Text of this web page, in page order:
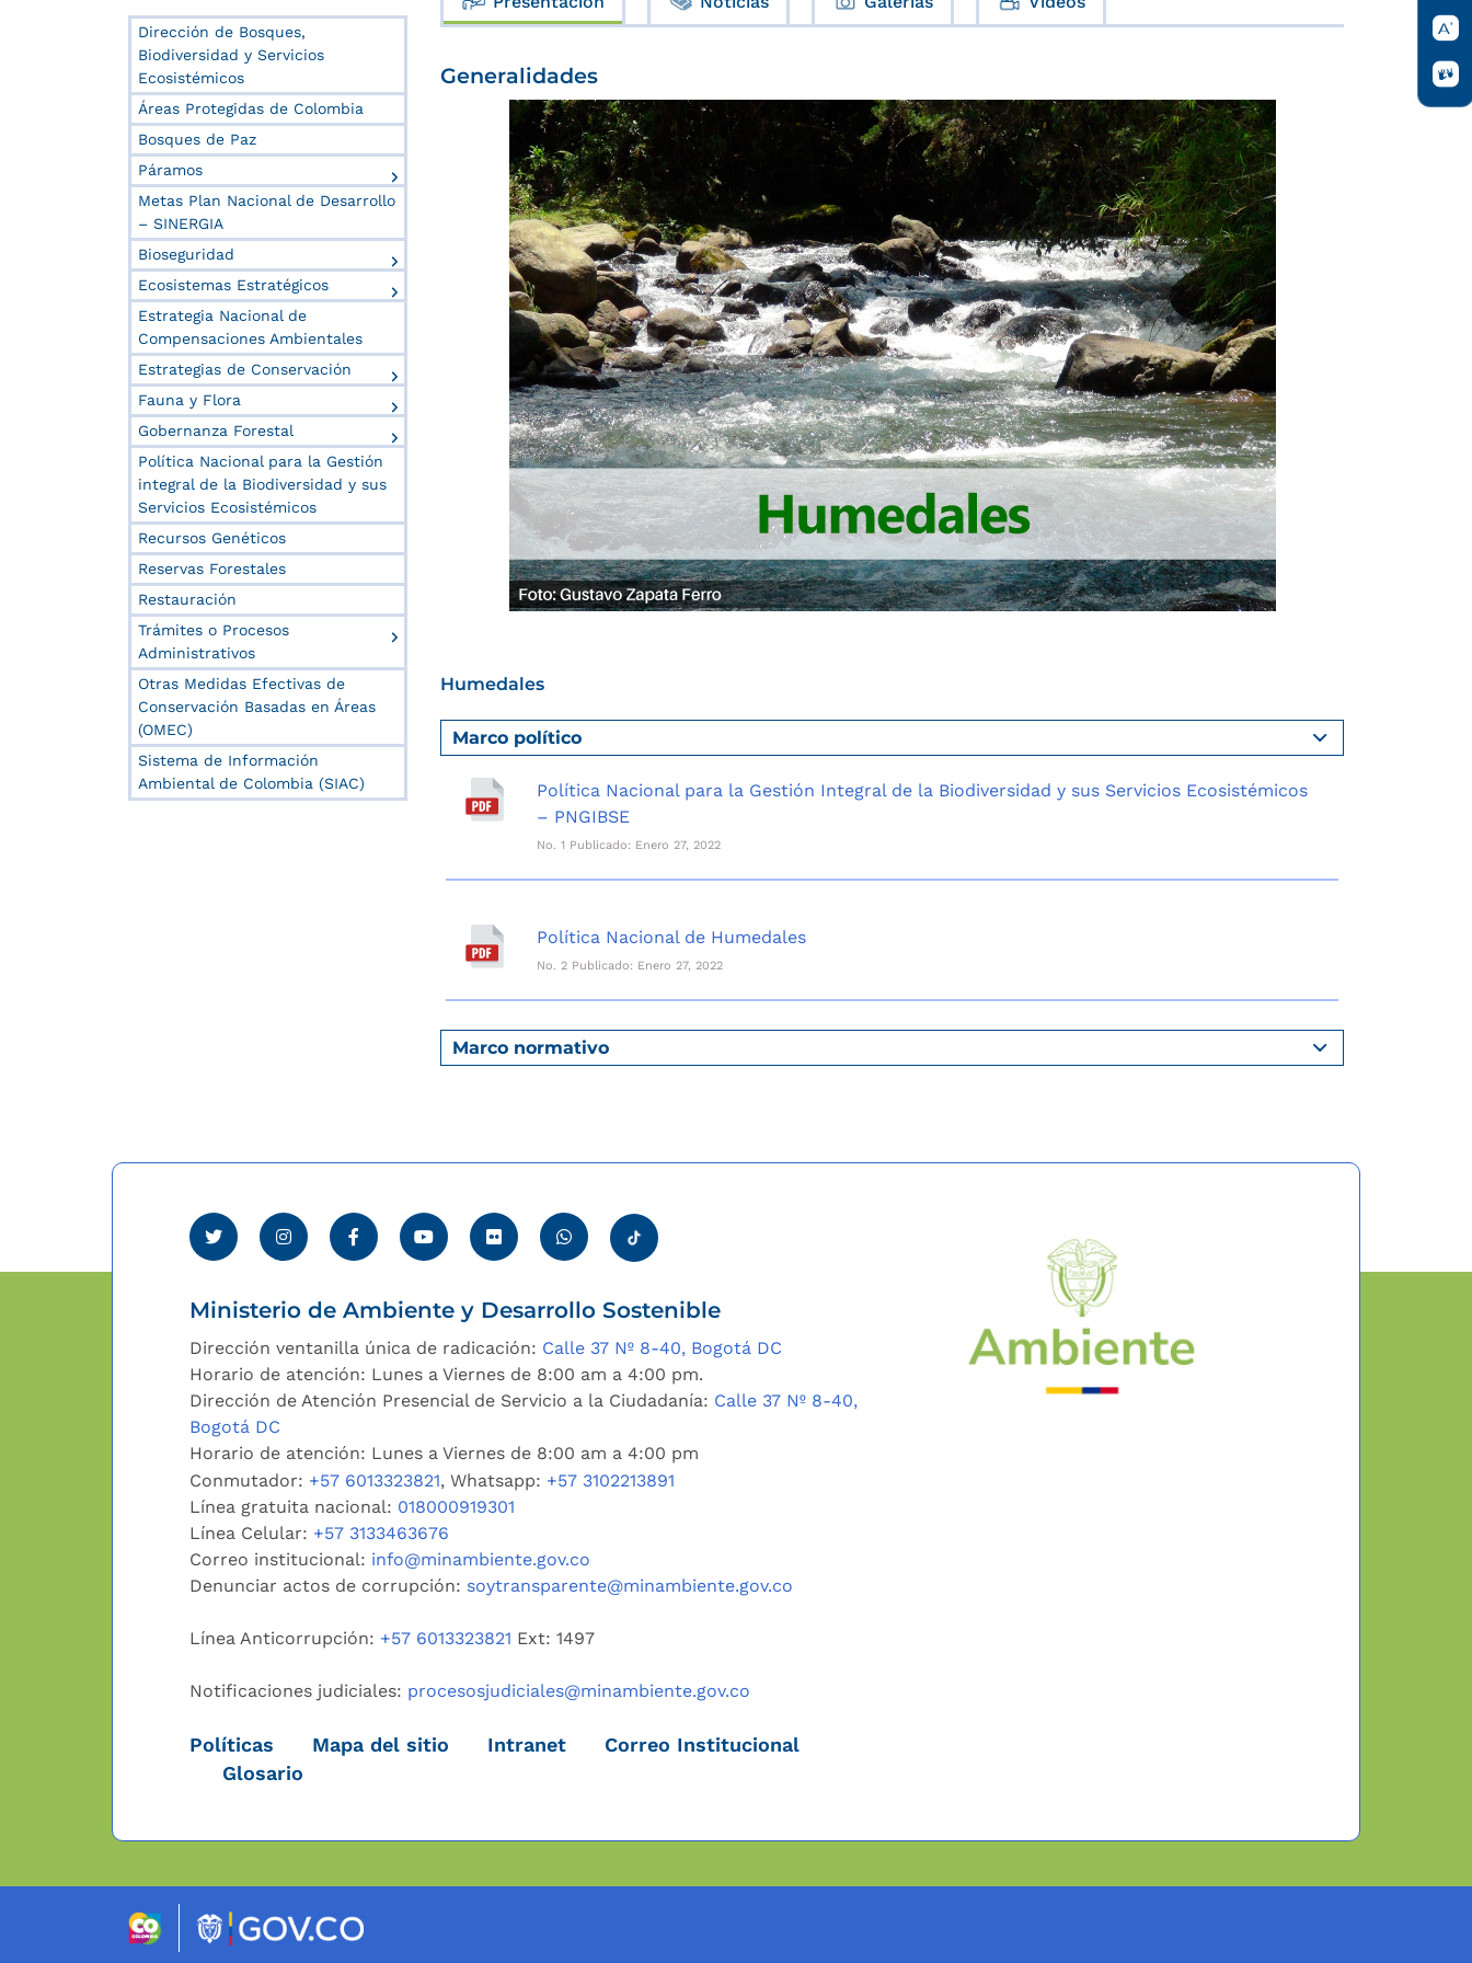
Dirección de Bosques,
Biodiversidad y Servicios
Ecosistémicos
Áreas Protegidas de Colombia
Bosques de Paz
Páramos
Metas Plan Nacional de Desarrollo
– SINERGIA
Bioseguridad
Ecosistemas Estratégicos
Estrategia Nacional de
Compensaciones Ambientales
Estrategias de Conservación
Fauna y Flora
Gobernanza Forestal
Política Nacional para la Gestión
integral de la Biodiversidad y sus
Servicios Ecosistémicos
Recursos Genéticos
Reservas Forestales
Restauración
Trámites o Procesos
Administrativos
Otras Medidas Efectivas de
Conservación Basadas en Áreas
(OMEC)
Sistema de Información
Ambiental de Colombia (SIAC)
Generalidades
Humedales
Marco político
Política Nacional para la Gestión Integral de la Biodiversidad y sus Servicios Ecosistémicos
– PNGIBSE
No. 1 Publicado: Enero 27, 2022
Política Nacional de Humedales
No. 2 Publicado: Enero 27, 2022
Marco normativo
Ministerio de Ambiente y Desarrollo Sostenible
Dirección ventanilla única de radicación: Calle 37 Nº 8-40, Bogotá DC
Horario de atención: Lunes a Viernes de 8:00 am a 4:00 pm.
Dirección de Atención Presencial de Servicio a la Ciudadanía: Calle 37 Nº 8-40,
Bogotá DC
Horario de atención: Lunes a Viernes de 8:00 am a 4:00 pm
Conmutador: +57 6013323821, Whatsapp: +57 3102213891
Línea gratuita nacional: 018000919301
Línea Celular: +57 3133463676
Correo institucional: info@minambiente.gov.co
Denunciar actos de corrupción: soytransparente@minambiente.gov.co
Línea Anticorrupción: +57 6013323821 Ext: 1497
Notificaciones judiciales: procesosjudiciales@minambiente.gov.co
Políticas Mapa del sitio Intranet
Correo Institucional
Glosario